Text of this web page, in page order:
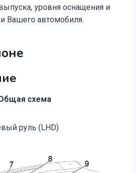
уровня оснащения и
Вашего автомобиля.
схема
руль (LHD)